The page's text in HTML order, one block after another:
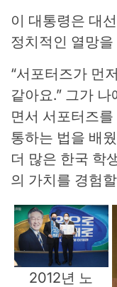
이 대통령은 대
정치적인 열망
“서포터즈가 먼
같아요.” 그가 나
면서 서포터즈
통하는 법을 배
더 많은 한국 학
의 가치를 경험
2012년 노